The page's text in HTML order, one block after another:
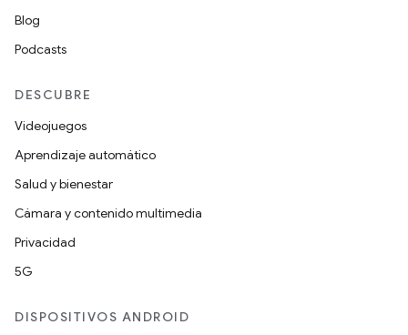
Blog
Podcasts
DESCUBRE
Videojuegos
Aprendizaje automático
Salud y bienestar
Cámara y contenido multimedia
Privacidad
5G
DISPOSITIVOS ANDROID